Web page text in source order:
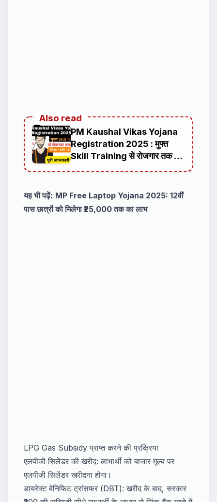
Also read
PM Kaushal Vikas Yojana
Registration 2025 : मुफ्त
Skill Training से रोजगार तक का
यह भी पढ़ें: MP Free Laptop Yojana 2025: 12वीं
पास छात्रों को मिलेगा ₹25,000 तक का लाभ
LPG Gas Subsidy प्राप्त करने की प्रक्रिया
एलपीजी सिलेंडर की खरीद: लाभार्थी को बाजार मूल्य पर
एलपीजी सिलेंडर खरीदना होगा।
डायरेक्ट बेनिफिट ट्रांसफर (DBT): खरीद के बाद, सरकार